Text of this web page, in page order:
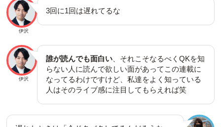
伊沢
3回に1回は遅れてるな
伊沢
誰が読んでも面白い 、それこそなるべくQKを知
らない人に読んで欲しい面があってこの連載に
なってるわけですけど、私達をよく知っている
人はそのライブ感に注目してもらえれば笑